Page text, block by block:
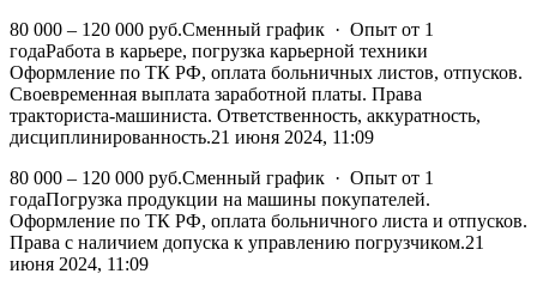
80 000 – 120 000 руб.Сменный график · Опыт от 1
годаРабота в карьере, погрузка карьерной техники
Оформление по ТК РФ, оплата больничных листов, отпусков.
Своевременная выплата заработной платы. Права
тракториста-машиниста. Ответственность, аккуратность,
дисциплинированность.21 июня 2024, 11:09
80 000 – 120 000 руб.Сменный график · Опыт от 1
годаПогрузка продукции на машины покупателей.
Оформление по ТК РФ, оплата больничного листа и отпусков.
Права с наличием допуска к управлению погрузчиком.21
июня 2024, 11:09